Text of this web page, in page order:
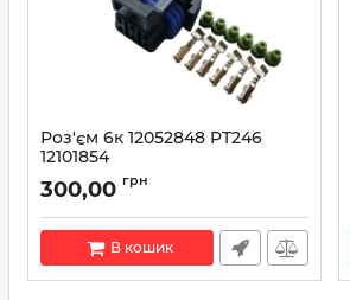
Роз'єм 6к 12052848 PT246
12101854
Артикул: 12101854
300,00 грн
В кошик